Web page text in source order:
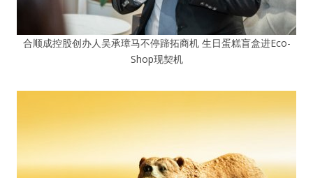
合顺成控股创办人吴承璋马不停蹄拓商机 生日蛋糕盲盒进Eco-
Shop现契机